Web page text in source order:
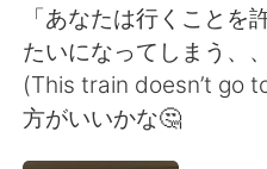
日本語 한국
Русский ไทย
Indonesia
「あなたは行くことを
たいになってしまう、、
(This train doesn’t go
方がいいかな🤔